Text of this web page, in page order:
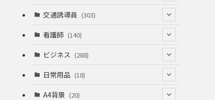
(52)
(74)
(68)
交通誘導員 (303)
(64)
(53)
(55)
看護師 (140)
(53)
(36)
(22)
ビジネス (288)
(120)
(12)
日常用品 (18)
A4背景 (20)